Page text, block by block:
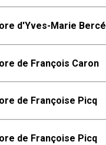
d'Yves-Marie Bercé
de François Caron
de Françoise Picq
de Françoise Picq